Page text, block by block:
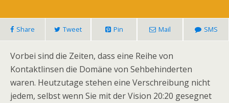
Share Tweet Pin Mail SMS
Vorbei sind die Zeiten, dass eine Reihe von
Kontaktlinsen die Domäne von Sehbehinderten
waren. Heutzutage stehen eine Verschreibung nicht
jedem, selbst wenn Sie mit der Vision 20:20 gesegnet